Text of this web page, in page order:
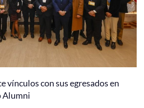
vínculos con sus egresados en
Alumni